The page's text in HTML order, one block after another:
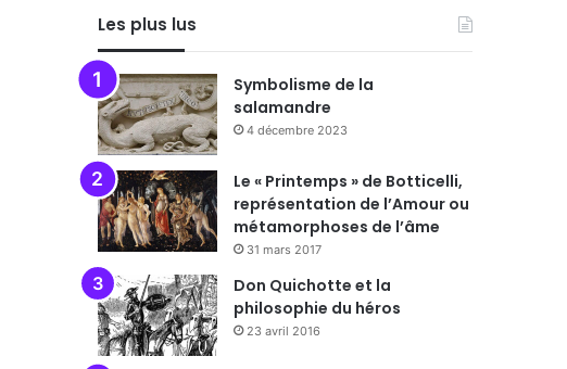
Les plus lus
Symbolisme de la
salamandre
4 décembre 2023
Le « Printemps » de Botticelli,
représentation de l’Amour ou
métamorphoses de l’âme
31 mars 2017
Don Quichotte et la
philosophie du héros
23 avril 2016